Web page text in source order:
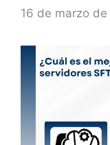
16 de marzo